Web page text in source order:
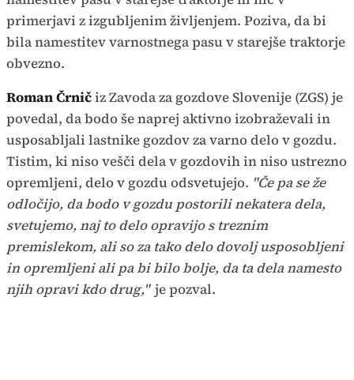
primerjavi z izgubljenim življenjem. Poziva, da bi
bila namestitev varnostnega pasu v starejše traktorje
obvezno.
Roman Črničiz Zavoda za gozdove Slovenije (ZGS) je
povedal, da bodo še naprej aktivno izobraževali in
usposabljali lastnike gozdov za varno delo v gozdu.
Tistim, ki niso vešči dela v gozdovih in niso ustrezno
opremljeni, delo v gozdu odsvetujejo. "Če pa se že
odločijo, da bodo v gozdu postorili nekatera dela,
svetujemo, naj to delo opravijo s treznim
premislekom, ali so za tako delo dovolj usposobljeni
in opremljeni ali pa bi bilo bolje, da ta dela namesto
njih opravi kdo drug," je pozval.